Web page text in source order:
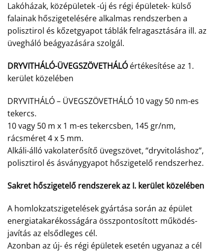
Lakóházak, középületek -új és régi épületek- külső
falainak hőszigetelésére alkalmas rendszerben a
polisztirol és kőzetgyapot táblák felragasztására ill. az
üvegháló beágyazására szolgál.
DRYVITHÁLÓ-ÜVEGSZÖVETHÁLÓértékesítése az 1.
kerület közelében
DRYVITHÁLÓ – ÜVEGSZÖVETHÁLÓ 10 vagy 50 nm-es
tekercs.
10 vagy 50 m x 1 m-es tekercsben, 145 gr/nm,
rácsméret 4 x 5 mm.
Alkáli-álló vakolaterősítő üvegszövet, “dryvitoláshoz”,
polisztirol és ásványgyapot hőszigetelő rendszerhez.
Sakret hőszigetelő rendszerek az I. kerület közelében
A homlokzatszigetelések gyártása során az épület
energiatakarékosságára összpontosított működés-
javítás az elsődleges cél.
Azonban az új- és régi épületek esetén ugyanaz a cél